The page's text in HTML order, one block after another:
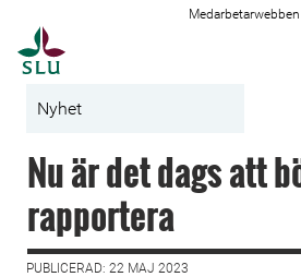
Medarbetarwebben
Nyhet
Nu är det dags att
rapportera
PUBLICERAD: 22 MAJ 2023